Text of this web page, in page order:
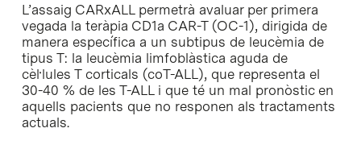
L’assaig CARxALL permetrà avaluar per primera
vegada la teràpia CD1a CAR-T (OC-1), dirigida de
manera específica a un subtipus de leucèmia de
tipus T: la leucèmia limfoblàstica aguda de
cèl·lules T corticals (coT-ALL), que representa el
30-40 % de les T-ALL i que té un mal pronòstic en
aquells pacients que no responen als tractaments
actuals.